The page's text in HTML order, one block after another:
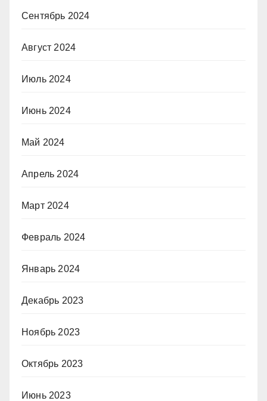
Сентябрь 2024
Август 2024
Июль 2024
Июнь 2024
Май 2024
Апрель 2024
Март 2024
Февраль 2024
Январь 2024
Декабрь 2023
Ноябрь 2023
Октябрь 2023
Июнь 2023